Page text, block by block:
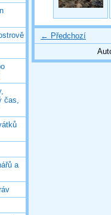
čas,
a
← Předchozí